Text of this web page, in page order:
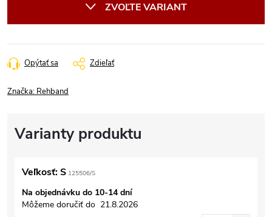
ZVOĽTE VARIANT
Opýtať sa Zdieľať
Značka: Rehband
Veľkosť: S 125506/S
Na objednávku do 10-14 dní
Môžeme doručiť do 21.8.2026